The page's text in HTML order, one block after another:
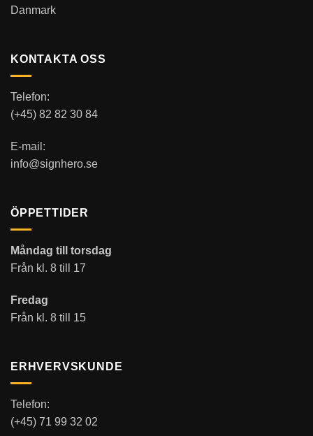
Danmark
KONTAKTA OSS
Telefon:
(+45) 82 82 30 84
E-mail:
info@signhero.se
ÖPPETTIDER
Måndag till torsdag
Från kl. 8 till 17
Fredag
Från kl. 8 till 15
ERHVERVSKUNDE
Telefon:
(+45) 71 99 32 02